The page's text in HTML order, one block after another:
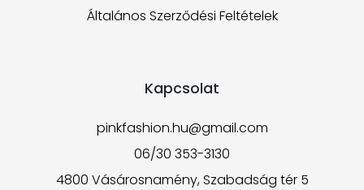
Általános Szerződési Feltételek
Kapcsolat
pinkfashion.hu@gmail.com
06/30 353-3130
4800 Vásárosnamény, Szabadság tér 5